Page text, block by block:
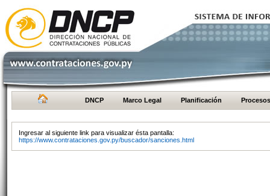
DNCP Marco Legal Planificación Procesos
Ingresar al siguiente link para visualizar ésta pantalla:
https://www.contrataciones.gov.py/buscador/sanciones.html